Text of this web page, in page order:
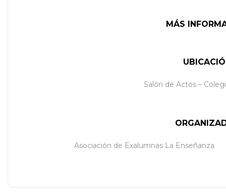
MÁS
Salón de Actos –
Asociación de Exalumnas La Enseñanza